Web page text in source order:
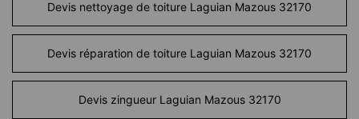
Devis nettoyage de toiture Laguian Mazous 32170
Devis réparation de toiture Laguian Mazous 32170
Devis zingueur Laguian Mazous 32170